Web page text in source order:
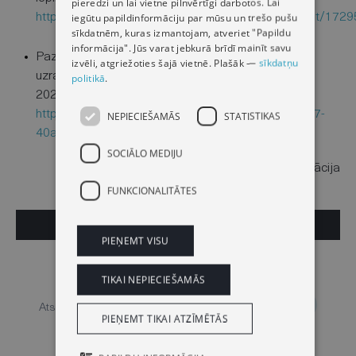
https://www.eis.gov.lv/EKEIS/Supplier/Procurement/
Paziņojums par apspriedi publicēts Iepirkumu
uzraudzības biroja Publikāciju vadības sistēmā
2026. gada 15. maijā:
https://eformsb.pvs.iub.gov.lv/show/291e5889-8587-
40a8-99ae-60ceff77a008
Oficiālā izdevēja "Latvijas Vēstnesis" informācija
Drukāt
Dalīties
Atslēgvārdi Jurista Vārds Oficiālais izdevējs
iegūtu papildinformāciju par mūsu un trešo pušu
sīkdatnēm, kuras izmantojam, atveriet "Papildu
informācija". Jūs varat jebkurā brīdī mainīt savu
izvēli, atgriežoties šajā vietnē. Plašāk — sīkdatņu
politikā.
NEPIECIEŠAMĀS STATISTIKAS
SOCIĀLO MEDIJU
FUNKCIONALITĀTES
PIEŅEMT TIKAI ATZĪMĒTĀS
PIEŅEMT VISU
TIKAI NEPIECIEŠAMĀS